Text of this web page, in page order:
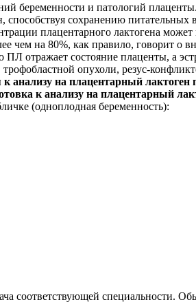
беременности и патологий
сохранению питательных
плацентарного лактогена
чем на 80%, как правило, говорит о
ПЛ отражает состояние плаценты, а
опухоли, резус-
анализу на плацентарный лактоген
к анализу на плацентарный
(одноплодная беременность):
соответствующей специальности.